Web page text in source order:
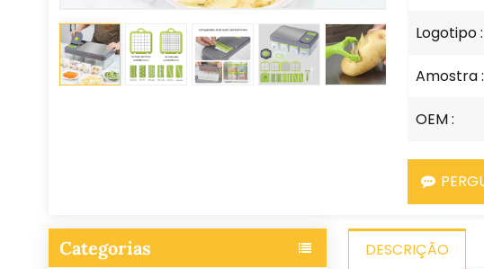
Logotipo :
Amostra :
OEM :
Categorias DESCRIÇÃO